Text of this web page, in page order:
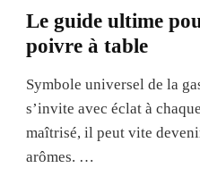
Le guide ultime
poivre à table
Symbole universel de la
s’invite avec éclat à
maîtrisé, il peut vite
arômes. …